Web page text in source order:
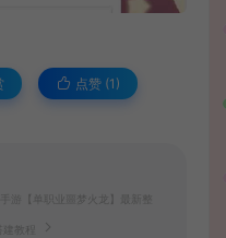
点赞 (1 )
游【单职业噩梦火龙】最新整
教程